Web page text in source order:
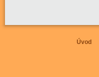
Úvod